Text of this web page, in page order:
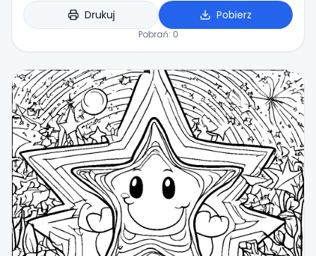
Drukuj Pobierz
Pobrań: 0